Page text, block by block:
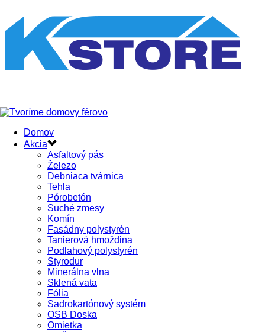
Domov
Akcia
Asfaltový pás
Železo
Debniaca tvárnica
Tehla
Pórobetón
Suché zmesy
Komín
Fasádny polystyrén
Tanierová hmoždina
Podlahový polystyrén
Styrodur
Minerálna vlna
Sklená vata
Fólia
Sadrokartónový systém
OSB Doska
Omietka